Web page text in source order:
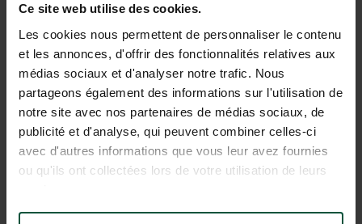
Ce site web utilise des cookies.
Les cookies nous permettent de personnaliser le contenu
et les annonces, d'offrir des fonctionnalités relatives aux
médias sociaux et d'analyser notre trafic. Nous
partageons également des informations sur l'utilisation de
notre site avec nos partenaires de médias sociaux, de
publicité et d'analyse, qui peuvent combiner celles-ci
avec d'autres informations que vous leur avez fournies
ou qu'ils ont collectées lors de votre utilisation de leurs
Onze services voor een zorgeloos
verblijf